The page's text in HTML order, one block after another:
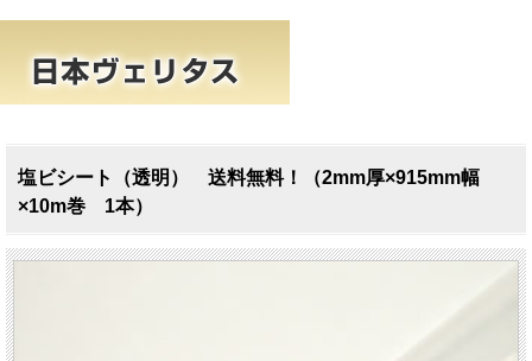
塩ビシート（透明） 送料無料！（2mm厚×915mm幅
×10m巻 1本）